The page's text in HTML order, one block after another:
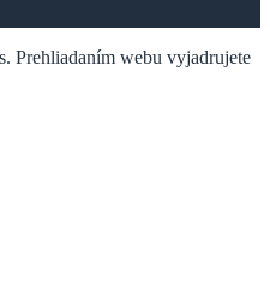
Prehliadaním webu vyjadrujete